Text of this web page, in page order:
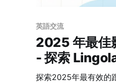
英語交流
2025 年最佳
- 探索
探索2025年最有效的